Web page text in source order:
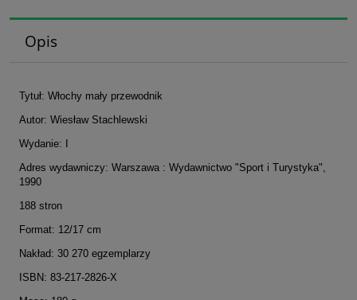
Opis
Tytuł: Włochy mały przewodnik
Autor: Wiesław Stachlewski
Wydanie: I
Adres wydawniczy: Warszawa : Wydawnictwo "Sport i Turystyka",
1990
188 stron
Format: 12/17 cm
Nakład: 30 270 egzemplarzy
ISBN: 83-217-2826-X